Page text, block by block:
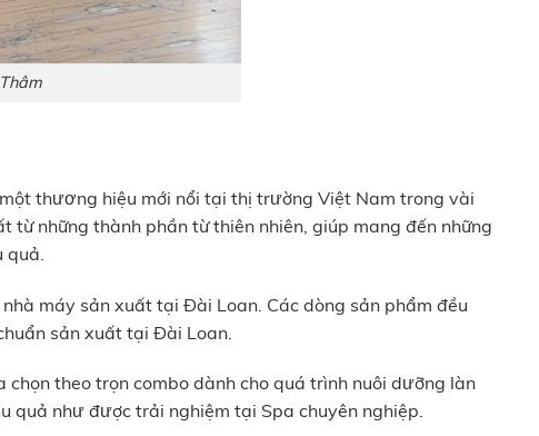
thương hiệu mới nổi tại thị trường Việt Nam trong vài
từ những thành phần từ thiên nhiên, giúp mang đến những
máy sản xuất tại Đài Loan. Các dòng sản phẩm đều
sản xuất tại Đài Loan.
theo trọn combo dành cho quá trình nuôi dưỡng làn
quả như được trải nghiệm tại Spa chuyên nghiệp.